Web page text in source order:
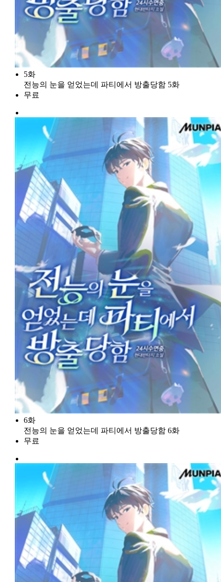
5화
전능의 눈을 얻었는데 파티에서 방출당함 5화
무료
6화
전능의 눈을 얻었는데 파티에서 방출당함 6화
무료